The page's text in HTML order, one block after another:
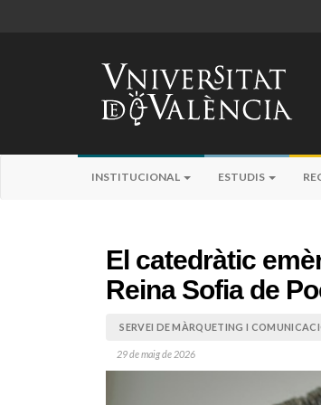
INSTITUCIONAL ESTUDIS
El catedràtic
Reina Sofia de
SERVEI DE MÀRQUETING I
29 de maig de 2026